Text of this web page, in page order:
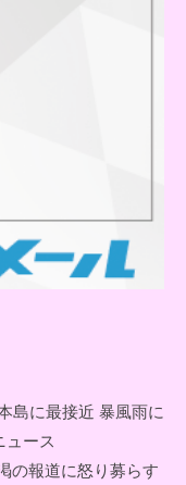
島に最接近 暴風雨に
ュース
の報道に怒り募らす